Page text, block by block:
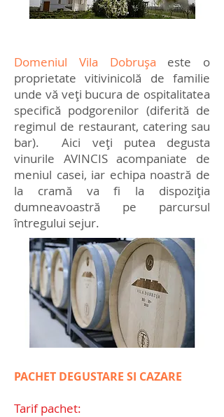
Domeniul Vila Dobrușa este o
proprietate vitivinicolă de familie
unde vă veți bucura de ospitalitatea
specifică podgorenilor (diferită de
regimul de restaurant, catering sau
bar). Aici veți putea degusta
vinurile AVINCIS acompaniate de
meniul casei, iar echipa noastră de
la cramă va fi la dispoziția
dumneavoastră pe parcursul
întregului sejur.
PACHET DEGUSTARE SI CAZARE
Tarif pachet: